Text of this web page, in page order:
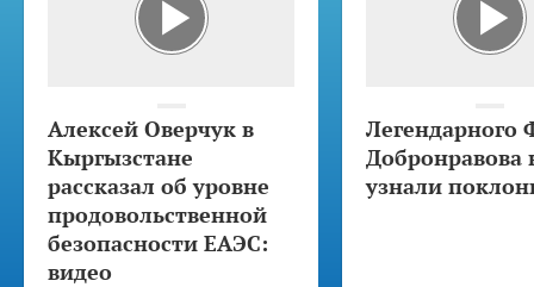
Алексей Оверчук в
Кыргызстане
рассказал об уровне
продовольственной
безопасности ЕАЭС:
видео
Легендарного
Добронравова
узнали